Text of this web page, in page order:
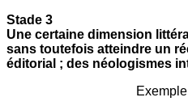
Stade 3
Une certaine dimension
sans toutefois atteindre un
éditorial ; des néologismes